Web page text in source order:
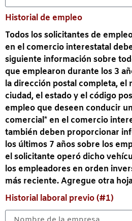
Historial de empleo
Todos los solicitantes de
en el comercio interestatal
siguiente información sobre
que emplearon durante los 3
la dirección postal completa, el
ciudad, el estado y el código
empleo que deseen conducir
comercial* en el comercio
también deben proporcionar
los últimos 7 años sobre los
el solicitante operó dicho
los empleadores en orden
más reciente. Agregue otra
Historial laboral previo (#1)